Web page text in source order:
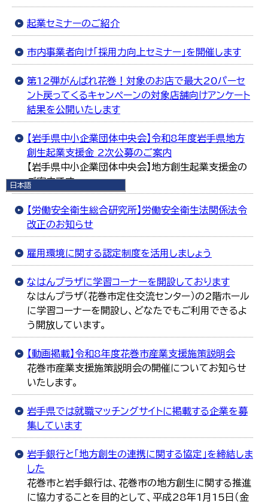
日本語
English
한국어
简体中文
起業セミナーのご紹介
市内事業者向け「採用力向上セミナー」を開催します
第12弾がんばれ花巻！対象のお店で最大20パーセ
ント戻ってくるキャンペーンの対象店舗向けアンケート
結果を公開いたします
【岩手県中小企業団体中央会】令和8年度岩手県地方
創生起業支援金 2次公募のご案内
【岩手県中小企業団体中央会】地方創生起業支援金の
ご案内です。
【労働安全衛生総合研究所】労働安全衛生法関係法令
改正のお知らせ
雇用環境に関する認定制度を活用しましょう
なはんプラザに学習コーナーを開設しております
なはんプラザ（花巻市定住交流センター）の2階ホール
に学習コーナーを開設し、どなたでもご利用できるよ
う開放しています。
【動画掲載】令和8年度花巻市産業支援施策説明会
花巻市産業支援施策説明会の開催についてお知らせ
いたします。
岩手県では就職マッチングサイトに掲載する企業を募
集しています
岩手銀行と「地方創生の連携に関する協定」を締結しま
した
花巻市と岩手銀行は、花巻市の地方創生に関する推進
に協力することを目的として、平成28年1月15日（金